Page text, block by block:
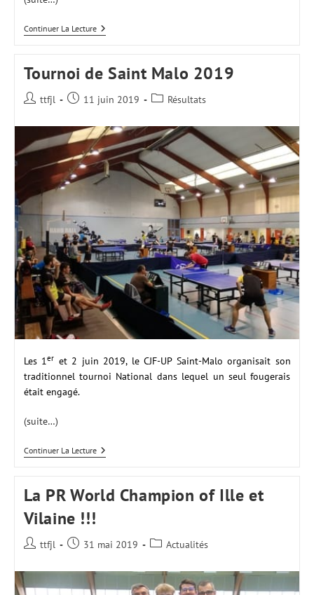
Continuer La LectureChampionnats
De
2019
Tournoi de Saint Malo 2019
Auteur/autrice
la
publication :
ttfjl
Publication
11 juin 2019
PostRésultats
Les 1er et 2 juin 2019, le CJF-UP Saint-Malo organisait son
traditionnel tournoi National dans lequel un seul fougerais
était engagé.
(suite…)
Continuer La LectureTournoi
2019
La PR World Champion of Ille et
Vilaine !!!
Auteur/autrice
la
publication :
ttfjl
Publication
31 mai 2019
PostActualités